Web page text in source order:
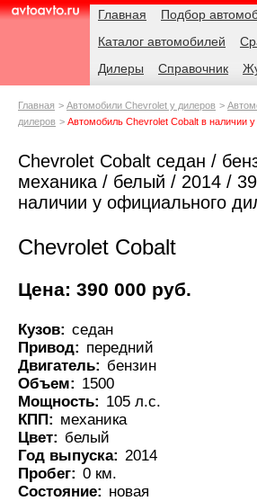
AvtoAvto.ru
Навигация Главная
Подбор
Каталог автомобилей
Дилеры
Справочник
Родительские
Главная Автомобили Chevrolet у дилеров
дилеров
Автомобиль Chevrolet Cobalt в наличии у
Chevrolet Cobalt седан /
механика / белый / 2014 /
наличии у официального
Chevrolet Cobalt
Цена: 390 000 руб.
Кузов: седан
Привод: передний
Двигатель: бензин
Объем: 1500
Мощность: 105 л.с.
КПП: механика
Цвет: белый
Год выпуска: 2014
Пробег: 0 км.
Состояние: новая